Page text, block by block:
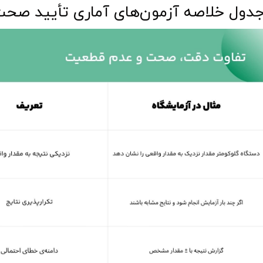
خلاصه آزمون‌های آماری تأیید